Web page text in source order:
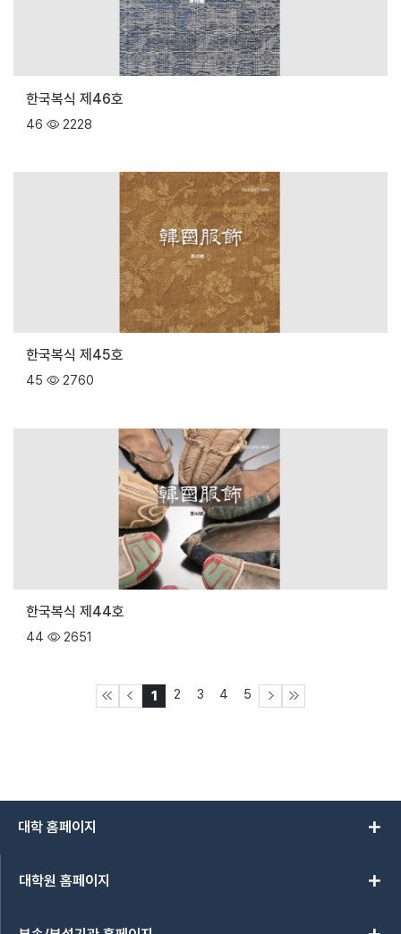
한국복식 제46호
46 2228
한국복식 제45호
45 2760
한국복식 제44호
44 2651
1 2 3 4 5
대학 홈페이지 add
대학원 홈페이지 add